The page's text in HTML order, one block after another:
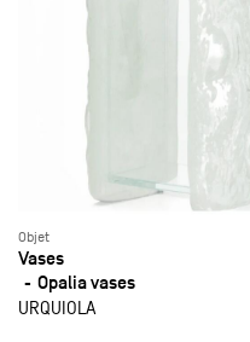
Objet
Vases
Opalia vases
URQUIOLA